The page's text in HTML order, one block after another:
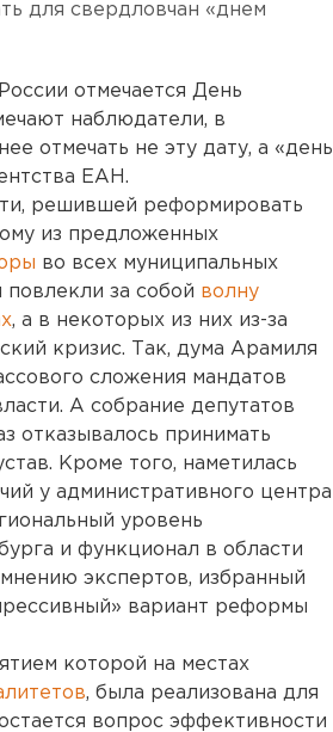
для свердловчан «днем
отмечается День
наблюдатели, в
отмечать не эту дату, а «день
ЕАН.
решившей реформировать
из предложенных
во всех муниципальных
повлекли за собой волну
, а в некоторых из них из-за
кризис. Так, дума Арамиля
сложения мандатов
А собрание депутатов
отказывалось принимать
Кроме того, наметилась
у административного центра
уровень
и функционал в области
экспертов, избранный
вариант реформы
которой на местах
, была реализована для
вопрос эффективности